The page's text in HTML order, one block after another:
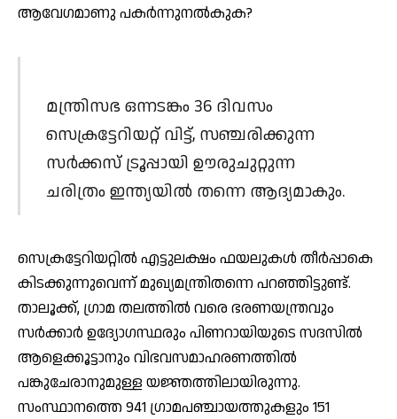
ആവേഗമാണു പകര്‍ന്നുനല്‍കുക?
മന്ത്രിസഭ ഒന്നടങ്കം 36 ദിവസം
സെക്രട്ടേറിയറ്റ് വിട്ട്, സഞ്ചരിക്കുന്ന
സര്‍ക്കസ് ട്രൂപ്പായി ഊരുചുറ്റുന്ന
ചരിത്രം ഇന്ത്യയില്‍ തന്നെ ആദ്യമാകും.
സെക്രട്ടേറിയറ്റില്‍ എട്ടുലക്ഷം ഫയലുകള്‍ തീര്‍പ്പാകെ
കിടക്കുന്നുവെന്ന് മുഖ്യമന്ത്രിതന്നെ പറഞ്ഞിട്ടുണ്ട്.
താലൂക്ക്, ഗ്രാമ തലത്തില്‍ വരെ ഭരണയന്ത്രവും
സര്‍ക്കാര്‍ ഉദ്യോഗസ്ഥരും പിണറായിയുടെ സദസില്‍
ആളെക്കൂട്ടാനും വിഭവസമാഹരണത്തില്‍
പങ്കുചേരാനുമുള്ള യജ്ഞത്തിലായിരുന്നു.
സംസ്ഥാനത്തെ 941 ഗ്രാമപഞ്ചായത്തുകളും 151